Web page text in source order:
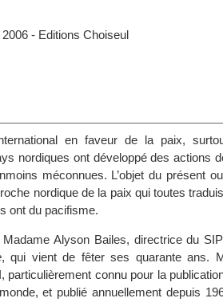
- Editions Choiseul
en faveur de la paix,
nordiques ont développé des actions
méconnues. L’objet du présent
nordique de la paix qui toutes
ont du pacifisme.
Alyson Bailes, directrice du
, qui vient de fêter ses quarante ans.
connu pour la
et publié annuellement depuis